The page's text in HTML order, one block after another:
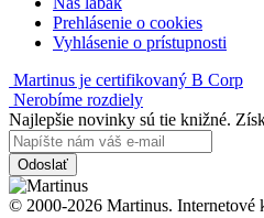
Prehlásenie o cookies
Vyhlásenie o prístupnosti
Martinus je certifikovaný B Corp
Nerobíme rozdiely
Najlepšie novinky sú tie knižné.
Odoslať
© 2000-2026 Martinus. Internetové